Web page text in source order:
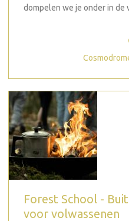
dompelen we je onder in de
Forest School -
voor volwassenen